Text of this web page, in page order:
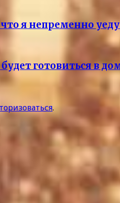
я непременно
готовиться в
.